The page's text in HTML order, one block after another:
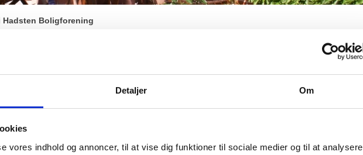
Detaljer Om
vores indhold og annoncer, til at vise dig funktioner til sociale medier og til at analysere
Hadsten Boligforening
i alle afdelinger.
afdelinger, og din mulighed for at få din egen parkeringsplads.
og ved Dr. Larsens Vej 40.